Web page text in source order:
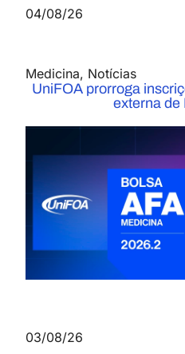
04/08/26
Medicina, Notícias
UniFOA prorroga
externa de
03/08/26